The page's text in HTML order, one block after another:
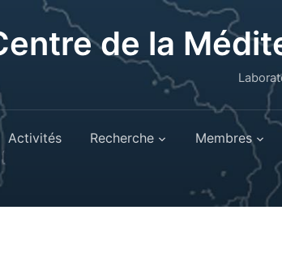
de la
Activités Recherche Membres